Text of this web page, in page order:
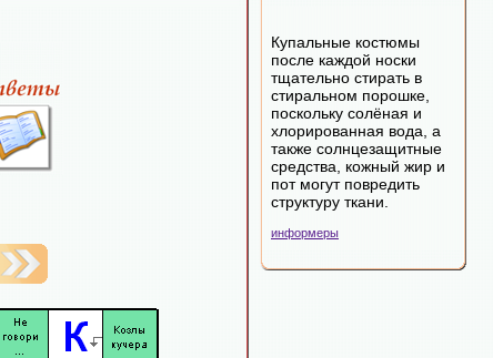
Купальные костюмы
после каждой носки
тщательно стирать в
стиральном порошке,
поскольку солёная и
хлорированная вода, а
также солнцезащитные
средства, кожный жир и
пот могут повредить
структуру ткани.
информеры